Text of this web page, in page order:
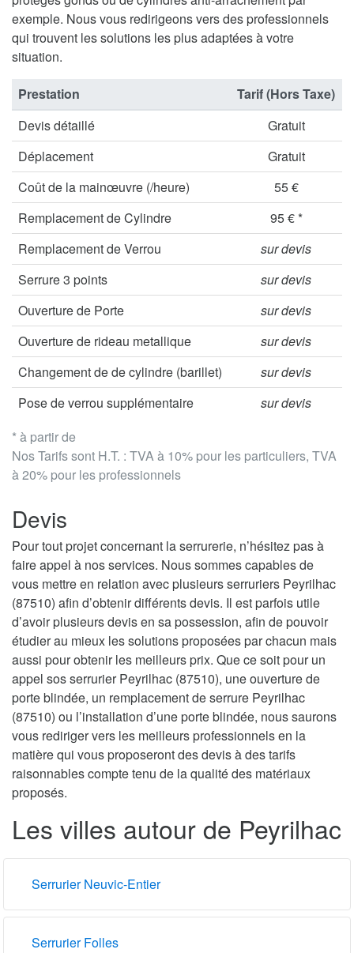
exemple. Nous vous redirigeons vers des professionnels
qui trouvent les solutions les plus adaptées à votre
situation.
* à partir de
Nos Tarifs sont H.T. : TVA à 10% pour les particuliers, TVA
à 20% pour les professionnels
Prestation
Tarif (Hors Taxe)
Devis détaillé
Gratuit
Déplacement
Gratuit
Coût de la mainœuvre (/heure)
55 €
Remplacement de Cylindre
95 € *
Remplacement de Verrou
sur devis
Serrure 3 points
sur devis
Ouverture de Porte
sur devis
Ouverture de rideau metallique
sur devis
Changement de de cylindre (barillet)
sur devis
Pose de verrou supplémentaire
sur devis
Devis
Pour tout projet concernant la serrurerie, n’hésitez pas à
faire appel à nos services. Nous sommes capables de
vous mettre en relation avec plusieurs serruriers Peyrilhac
(87510) afin d’obtenir différents devis. Il est parfois utile
d’avoir plusieurs devis en sa possession, afin de pouvoir
étudier au mieux les solutions proposées par chacun mais
aussi pour obtenir les meilleurs prix. Que ce soit pour un
appel sos serrurier Peyrilhac (87510), une ouverture de
porte blindée, un remplacement de serrure Peyrilhac
(87510) ou l’installation d’une porte blindée, nous saurons
vous rediriger vers les meilleurs professionnels en la
matière qui vous proposeront des devis à des tarifs
raisonnables compte tenu de la qualité des matériaux
proposés.
Les villes autour de Peyrilhac
Serrurier Neuvic-Entier
Serrurier Folles